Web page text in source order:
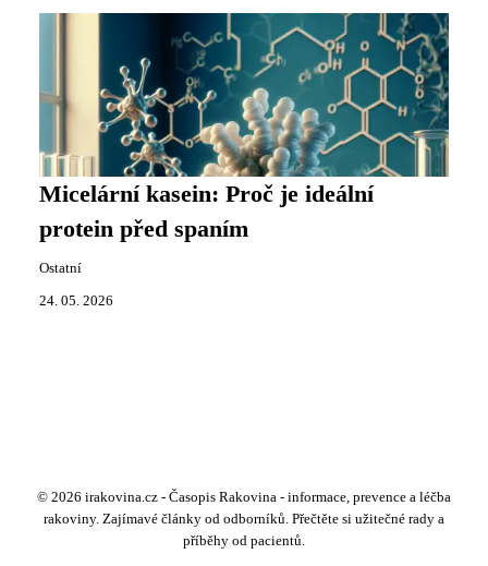
Micelární kasein: Proč je ideální
protein před spaním
Ostatní
24. 05. 2026
© 2026 irakovina.cz - Časopis Rakovina - informace, prevence a léčba
rakoviny. Zajímavé články od odborníků. Přečtěte si užitečné rady a
příběhy od pacientů.